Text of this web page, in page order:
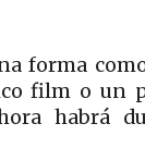
forma
film o un
habrá